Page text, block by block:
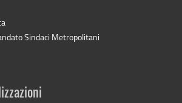
Sindaci Metropolitani